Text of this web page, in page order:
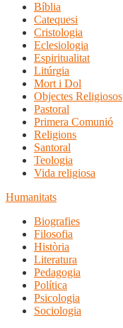
Bíblia
Catequesi
Cristologia
Eclesiologia
Espiritualitat
Litúrgia
Mort i Dol
Objectes Religiosos
Pastoral
Primera Comunió
Religions
Santoral
Teologia
Vida religiosa
Humanitats
Biografies
Filosofia
Història
Literatura
Pedagogia
Política
Psicologia
Sociologia